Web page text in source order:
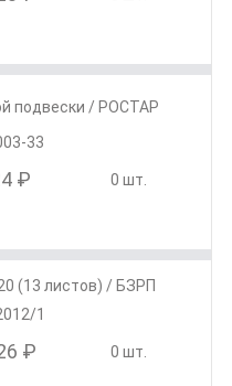
подвески / РОСТАР
33
₽ 0 шт.
(13 листов) / БЗРП
1
₽ 0 шт.